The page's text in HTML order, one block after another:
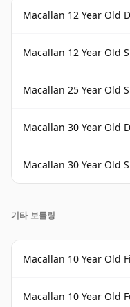
Macallan 12 Year Old
Macallan 12 Year Old
Macallan 25 Year Old
Macallan 30 Year Old
Macallan 30 Year Old
기타 보틀링
Macallan 10 Year Old
Macallan 10 Year Old